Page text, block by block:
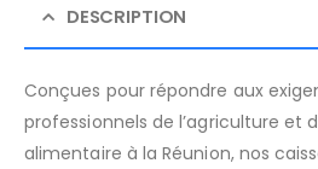
DESCRIPTION
Conçues pour répondre aux
professionnels de l’agriculture et
alimentaire à la Réunion, nos